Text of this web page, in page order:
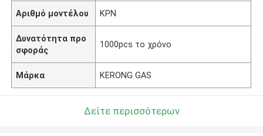
Αριθμό μοντέλου ΚΡΝ
Δυνατότητα προ
σφοράς
1000pcs το χρόνο
Μάρκα KERONG GAS
Δείτε περισσότερων